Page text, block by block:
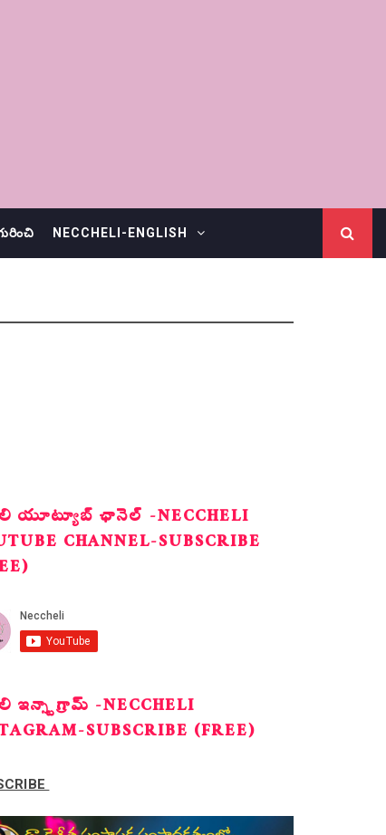
NECCHELI-ENGLISH
యూట్యూబ్ ఛానెల్ -NECCHELI
CHANNEL-SUBSCRIBE
ఇన్స్టాగ్రామ్ -NECCHELI
SUBSCRIBE (FREE)